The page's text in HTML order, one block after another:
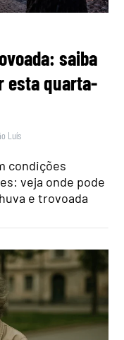
saiba
esta quarta-
Luís
condições
veja onde pode
e trovoada